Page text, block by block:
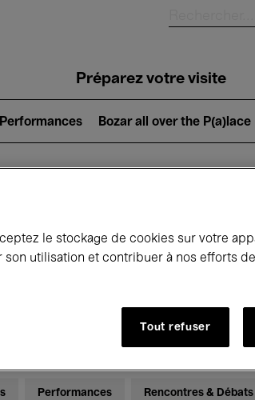
Préparez votre visite
Performances Bozar all over the P(a)lace
à
22 Mai 2026
Performances Rencontres & Débats
le stockage de cookies sur votre
son utilisation et contribuer à nos efforts
Tout refuser